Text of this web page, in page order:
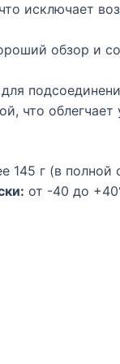
исключает
обзор и
что
145 г (в полной
от -40 до